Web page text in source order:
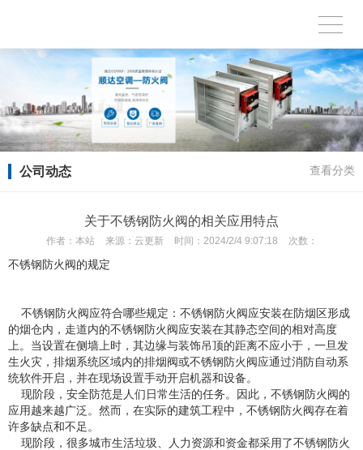
公司动态 查看分类
关于不锈钢防火阀的相关应用特点
作者： 本站 来源： 云更新 时间： 2024/2/4 9:07:18 次数：
不锈钢防火阀的规定
不锈钢防火阀应符合哪些规定：不锈钢防火阀应安装在防烟区形成
的烟仓内，走道内的不锈钢防火阀应安装在其静态空间的相对高度
上。当设置在侧墙上时，其边缘与装饰吊顶的距离不应小于，一旦发
生火灾，排烟系统区域内的排烟阀或不锈钢防火阀应通过消防自动系
统软件开启，并在现场设置手动开启机器和设备。
现阶段，安全防范是人们日常生活的任务。因此，不锈钢防火阀的
应用越来越广泛。然而，在实际的建筑工程中，不锈钢防火阀存在着
许多缺点和不足。
现阶段，很多城市生活垃圾、人力资源和资金都采用了不锈钢防火